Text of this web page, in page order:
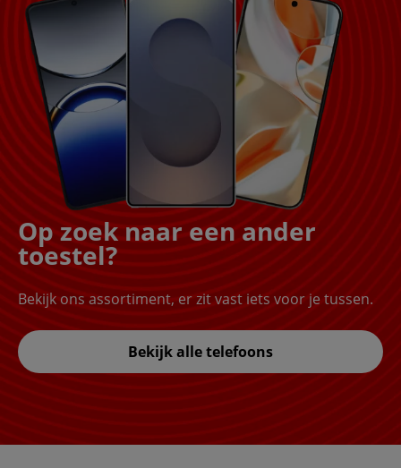
Op zoek naar een ander
toestel?
Bekijk ons assortiment, er zit vast iets voor je tussen.
Bekijk alle telefoons